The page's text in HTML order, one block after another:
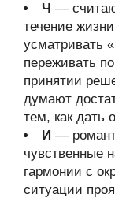
Ч —
течение
усматривать
переживать
принятии
думают
тем, как дать
И —
чувственные
гармонии с
ситуации